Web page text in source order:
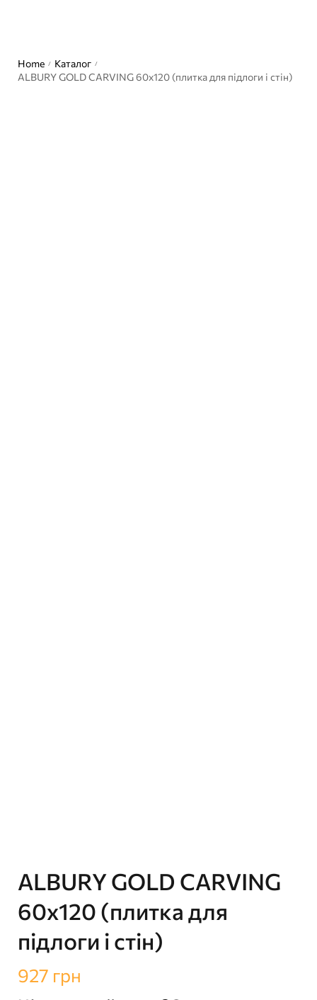
Home / Каталог /
ALBURY GOLD CARVING 60х120 (плитка для підлоги і стін)
ALBURY GOLD CARVING
60х120 (плитка для
підлоги і стін)
927 грн